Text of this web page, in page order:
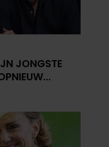
JONGSTE